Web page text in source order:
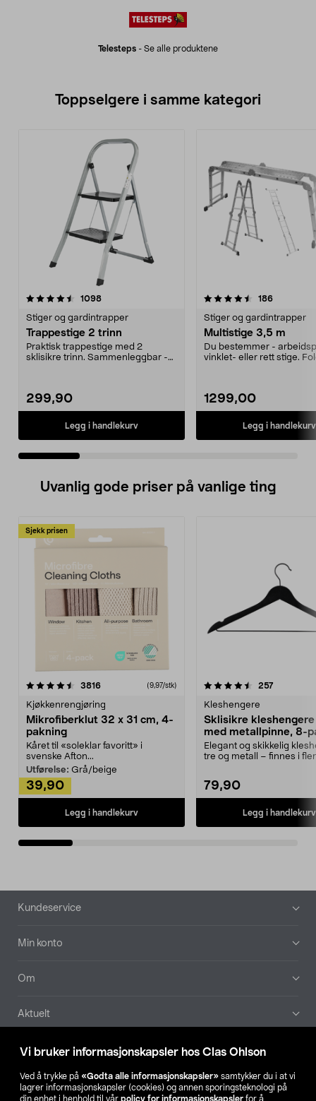
Vi bruker informasjonskapsler hos Clas Ohlson
Ved å trykke på «Godta alle informasjonskapsler» samtykker du i at vi
lagrer informasjonskapsler (cookies) og annen sporingsteknologi på
din enhet i henhold til vår policy for informasjonskapsler for å
Telesteps - Se alle produktene
Toppselgere i samme kategori
1098anmeldelser
Stiger og gardintrapper
Trappestige 2 trinn
Praktisk trappestige med 2
sklisikre trinn. Sammenleggbar -
299,90
Legg i handlekurv
4.5 av 5 stjerner 186
Stiger og gardintrapper
Multistige 3,5 m
Du bestemmer -
vinklet- eller rett stige.
1299,00
Legg i handlekurv
4.5 av 5 stjerner
Uvanlig gode priser på vanlige ting
Sjekk prisen
3816anmeldelser(9,97/stk)
Kjøkkenrengjøring
Mikrofiberklut 32 x 31 cm, 4-
pakning
Kåret til «soleklar favoritt» i
svenske Afton...
Utførelse: Grå/beige
39,90
Legg i handlekurv
4.5av 5 stjerner 257
Kleshengere
Sklisikre
med metallpinne, 8-
Elegant og skikkelig
tre og metall – finnes i
79,90
Legg i handlekurv
4.5av 5 stjerner
Bunntekst
Kundeservice
Min konto
Om
Aktuelt
Våre selskaper
Finn din butikk